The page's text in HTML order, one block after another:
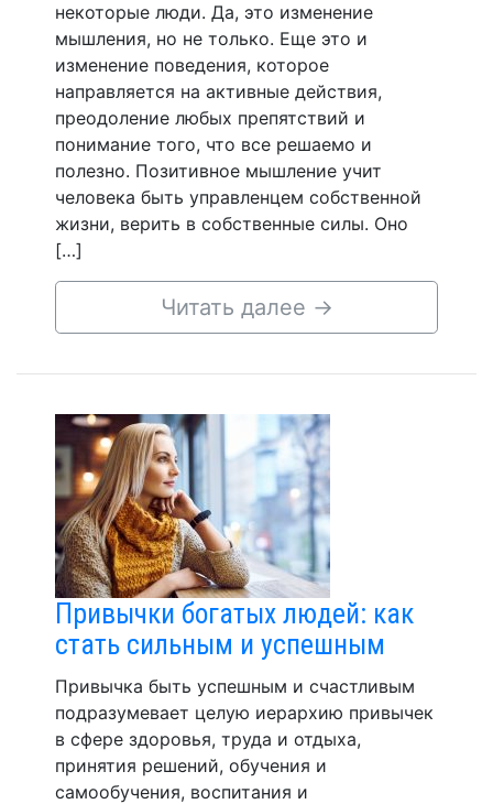
некоторые люди. Да, это изменение
мышления, но не только. Еще это и
изменение поведения, которое
направляется на активные действия,
преодоление любых препятствий и
понимание того, что все решаемо и
полезно. Позитивное мышление учит
человека быть управленцем собственной
жизни, верить в собственные силы. Оно
[…]
Читать далее →
Привычки богатых людей: как
стать сильным и успешным
Привычка быть успешным и счастливым
подразумевает целую иерархию привычек
в сфере здоровья, труда и отдыха,
принятия решений, обучения и
самообучения, воспитания и